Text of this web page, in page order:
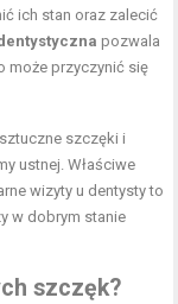
ich stan oraz zalecić
pozwala
może przyczynić się
szczęki i
ustnej. Właściwe
wizyty u dentysty to
w dobrym stanie
szczęk?